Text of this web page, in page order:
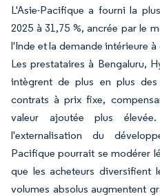
L'Asie-Pacifique a fourni la
2025 à 31,75 %, ancrée par le
l'Inde et la demande intérieure
Les prestataires à Bengaluru,
intègrent de plus en plus
contrats à prix fixe,
valeur ajoutée plus
l'externalisation du
Pacifique pourrait se modérer
que les acheteurs diversifient
volumes absolus augmentent